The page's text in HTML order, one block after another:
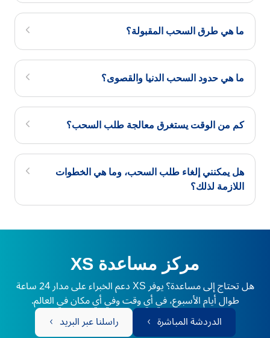
ما هي طرق السحب المقبولة؟
ما هي حدود السحب الدنيا والقصوى؟
كم من الوقت يستغرق معالجة طلب السحب؟
هل يمكنني إلغاء طلب السحب، وما هي الخطوات
اللازمة لذلك؟
مركز مساعدة XS
هل تحتاج إلى مساعدة؟ يوفر XS دعم الخبراء على مدار 24 ساعة
طوال أيام الأسبوع، في أي وقت وفي أي مكان في العالم.
الدردشة المباشرة
راسلنا عبر البريد